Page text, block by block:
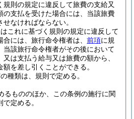
規則の規定に違反して旅費の支給又
の支払を受けた場合には、当該旅費
なければならない。
これに基づく規則の規定に違反して
には、旅行命令権者は、 前項に規
当該旅行命令権者がその後において
は支払う給与又は旅費の額から、
を差し引くことができる。
種類は、規則で定める。
るもののほか、この条例の施行に関
定める。